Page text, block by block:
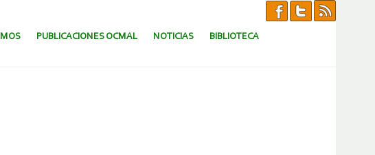
PUBLICACIONES OCMAL NOTICIAS BIBLIOTECA